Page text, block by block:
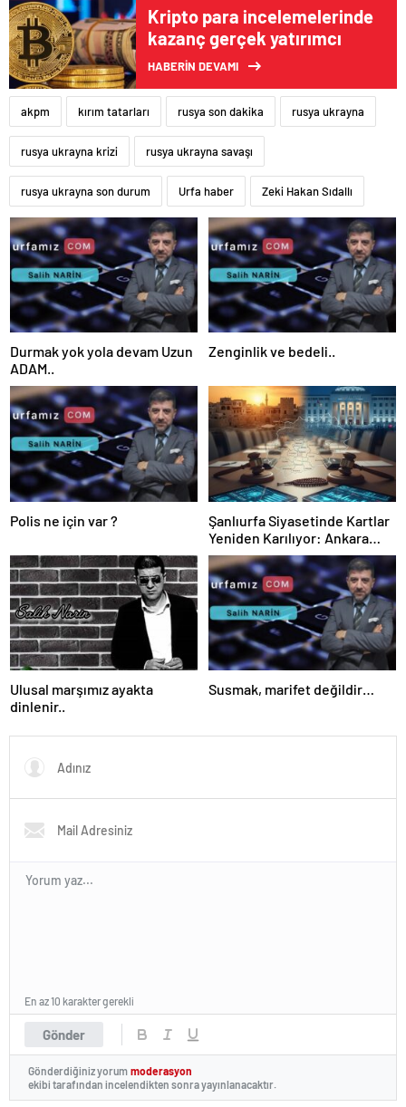
Kripto para incelemelerinde
kazanç gerçek yatırımcı
HABERİN DEVAMI
akpm kırım tatarları rusya son dakika rusya ukrayna
rusya ukrayna krizi rusya ukrayna savaşı
rusya ukrayna son durum Urfa haber Zeki Hakan Sıdallı
Durmak yok yola devam Uzun
ADAM..
Zenginlik ve bedeli..
Polis ne için var ?
Şanlıurfa Siyasetinde Kartlar
Yeniden Karılıyor: Ankara
Kulislere Ne Mesaj Gönderdi?
Ulusal marşımız ayakta
dinlenir..
Susmak, marifet değildir…
Gönder
En az 10 karakter gerekli
Gönderdiğiniz yorum moderasyon
ekibi tarafından incelendikten sonra yayınlanacaktır.